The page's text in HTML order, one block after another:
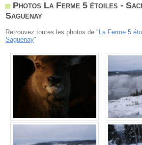
Photos La Ferme 5 étoiles -
Saguenay
Retrouvez toutes les photos de " La Ferme 5
Saguenay"